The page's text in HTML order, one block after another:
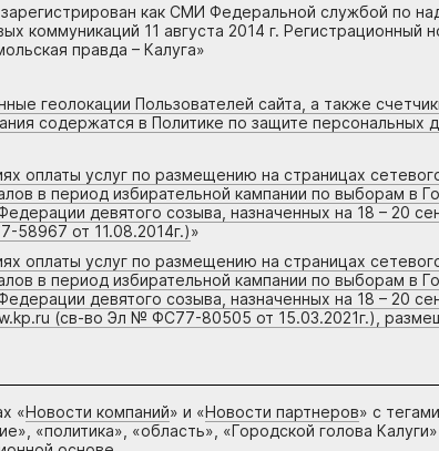
как СМИ Федеральной службой по
коммуникаций 11 августа 2014 г.
правда – Калуга»
геолокации Пользователей сайта, а также
содержатся в Политике по защите персональных
оплаты услуг по размещению на страницах
в период избирательной кампании по выборам в
девятого созыва, назначенных на 18 – 20
58967 от 11.08.2014г.)»
оплаты услуг по размещению на страницах
в период избирательной кампании по выборам в
девятого созыва, назначенных на 18 – 20
(св-во Эл № ФС77-80505 от 15.03.2021г.),
«Новости компаний» и «Новости партнеров» с
«политика», «область», «Городской голова